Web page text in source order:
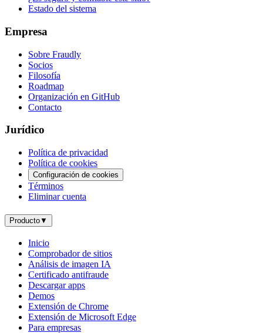
Estado del sistema
Empresa
Sobre Fraudly
Socios
Filosofía
Roadmap
Organización en GitHub
Contacto
Jurídico
Política de privacidad
Política de cookies
Configuración de cookies
Términos
Eliminar cuenta
Producto▼
Inicio
Comprobador de sitios
Análisis de imagen IA
Certificado antifraude
Descargar apps
Demos
Extensión de Chrome
Extensión de Microsoft Edge
Para empresas